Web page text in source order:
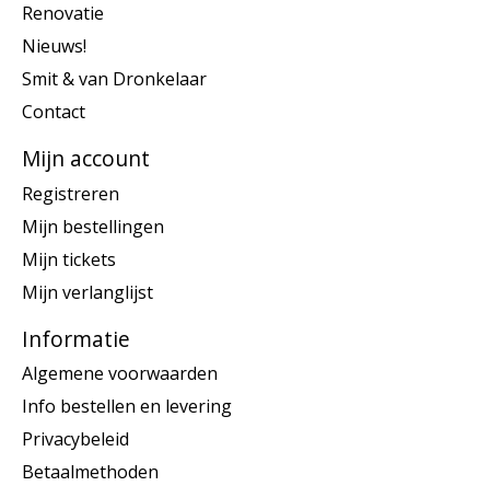
Renovatie
Nieuws!
Smit & van Dronkelaar
Contact
Mijn account
Registreren
Mijn bestellingen
Mijn tickets
Mijn verlanglijst
Informatie
Algemene voorwaarden
Info bestellen en levering
Privacybeleid
Betaalmethoden